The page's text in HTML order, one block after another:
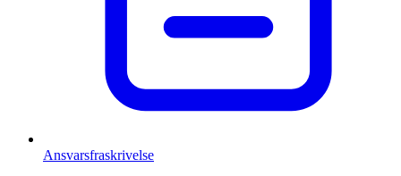
Ansvarsfraskrivelse